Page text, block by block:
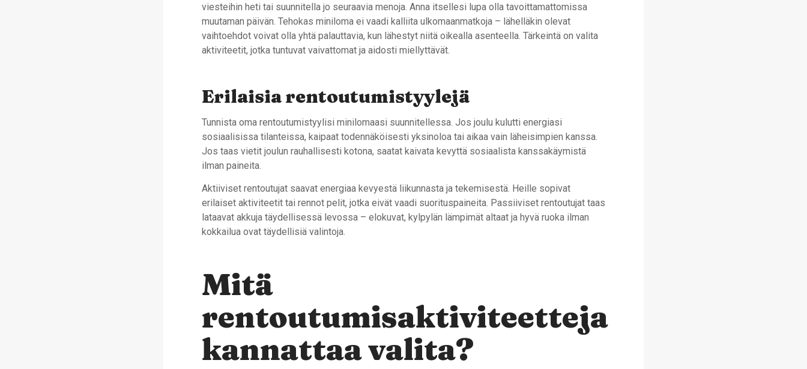
viesteihin heti tai suunnitella jo seuraavia menoja. Anna itsellesi lupa olla tavoittamattomissa
muutaman päivän. Tehokas miniloma ei vaadi kalliita ulkomaanmatkoja – lähelläkin olevat
vaihtoehdot voivat olla yhtä palauttavia, kun lähestyt niitä oikealla asenteella. Tärkeintä on valita
aktiviteetit, jotka tuntuvat vaivattomat ja aidosti miellyttävät.
Erilaisia rentoutumistyylejä
Tunnista oma rentoutumistyylisi minilomaasi suunnitellessa. Jos joulu kulutti energiasi
sosiaalisissa tilanteissa, kaipaat todennäköisesti yksinoloa tai aikaa vain läheisimpien kanssa.
Jos taas vietit joulun rauhallisesti kotona, saatat kaivata kevyttä sosiaalista kanssakäymistä
ilman paineita.
Aktiiviset rentoutujat saavat energiaa kevyestä liikunnasta ja tekemisestä. Heille sopivat
erilaiset aktiviteetit tai rennot pelit, jotka eivät vaadi suorituspaineita. Passiiviset rentoutujat taas
lataavat akkuja täydellisessä levossa – elokuvat, kylpylän lämpimät altaat ja hyvä ruoka ilman
kokkailua ovat täydellisiä valintoja.
Mitä
rentoutumisaktiviteetteja
kannattaa valita?